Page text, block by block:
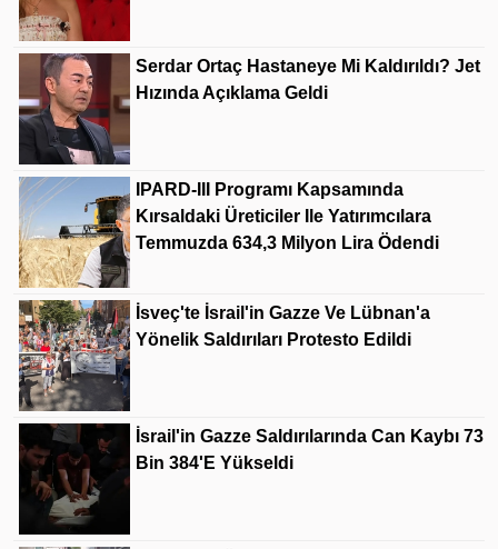
Serdar Ortaç Hastaneye Mi Kaldırıldı? Jet
Hızında Açıklama Geldi
IPARD-III Programı Kapsamında
Kırsaldaki Üreticiler Ile Yatırımcılara
Temmuzda 634,3 Milyon Lira Ödendi
İsveç'te İsrail'in Gazze Ve Lübnan'a
Yönelik Saldırıları Protesto Edildi
İsrail'in Gazze Saldırılarında Can Kaybı 73
Bin 384'e Yükseldi